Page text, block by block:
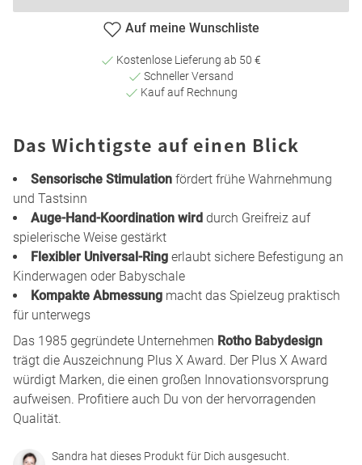
Auf meine Wunschliste
Kostenlose Lieferung ab 50 €
Schneller Versand
Kauf auf Rechnung
Das Wichtigste auf einen Blick
Sensorische Stimulation fördert frühe Wahrnehmung
und Tastsinn
Auge-Hand-Koordination wird durch Greifreiz auf
spielerische Weise gestärkt
Flexibler Universal-Ring erlaubt sichere Befestigung an
Kinderwagen oder Babyschale
Kompakte Abmessung macht das Spielzeug praktisch
für unterwegs
Das 1985 gegründete Unternehmen Rotho Babydesign
trägt die Auszeichnung Plus X Award. Der Plus X Award
würdigt Marken, die einen großen Innovationsvorsprung
aufweisen. Profitiere auch Du von der hervorragenden
Qualität.
Sandra hat dieses Produkt für Dich ausgesucht.